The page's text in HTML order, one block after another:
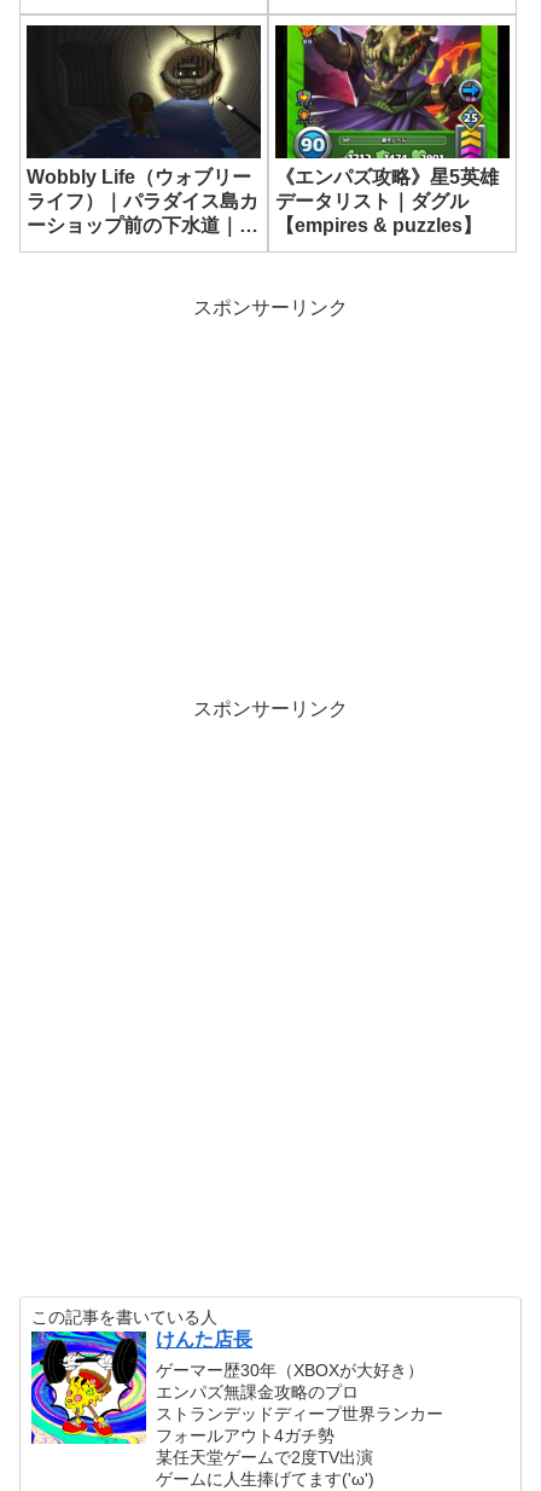
リー攻略【ネバエバ】
Wobbly Life（ウォブリー
ライフ）｜パラダイス島カ
ーショップ前の下水道｜タ
イヤモンスター
《エンパズ攻略》星5英雄
データリスト｜ダグル
【empires & puzzles】
スポンサーリンク
スポンサーリンク
この記事を書いている人
けんた店長
ゲーマー歴30年（XBOXが大好き）
エンパズ無課金攻略のプロ
ストランデッドディープ世界ランカー
フォールアウト4ガチ勢
某任天堂ゲームで2度TV出演
ゲームに人生捧げてます('ω')